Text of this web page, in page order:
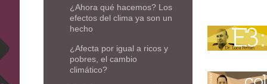
¿Ahora qué hacemos? Los
efectos del clima ya son un
hecho
¿Afecta por igual a ricos y
pobres, el cambio
climático?